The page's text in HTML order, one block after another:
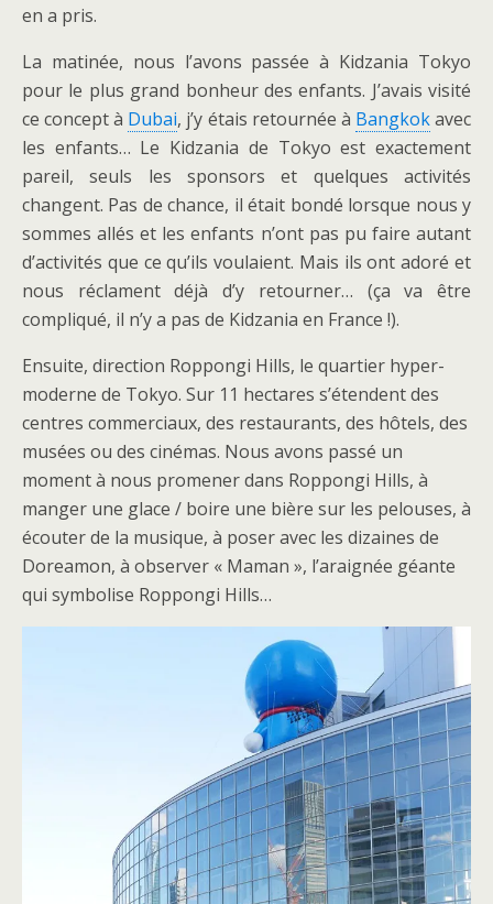
en a pris.
La matinée, nous l’avons passée à Kidzania Tokyo
pour le plus grand bonheur des enfants. J’avais visité
ce concept à Dubai, j’y étais retournée à Bangkokavec
les enfants… Le Kidzania de Tokyo est exactement
pareil, seuls les sponsors et quelques activités
changent. Pas de chance, il était bondé lorsque nous y
sommes allés et les enfants n’ont pas pu faire autant
d’activités que ce qu’ils voulaient. Mais ils ont adoré et
nous réclament déjà d’y retourner… (ça va être
compliqué, il n’y a pas de Kidzania en France !).
Ensuite, direction Roppongi Hills, le quartier hyper-
moderne de Tokyo. Sur 11 hectares s’étendent des
centres commerciaux, des restaurants, des hôtels, des
musées ou des cinémas. Nous avons passé un
moment à nous promener dans Roppongi Hills, à
manger une glace / boire une bière sur les pelouses, à
écouter de la musique, à poser avec les dizaines de
Doreamon, à observer « Maman », l’araignée géante
qui symbolise Roppongi Hills…